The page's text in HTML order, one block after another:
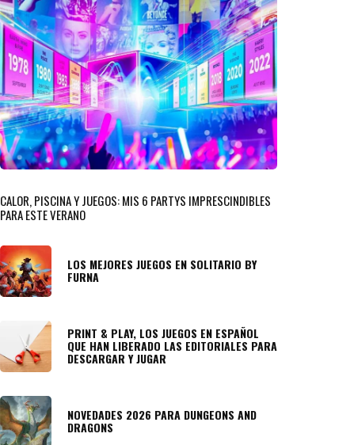
CALOR, PISCINA Y JUEGOS: MIS 6 PARTYS IMPRESCINDIBLES
PARA ESTE VERANO
LOS MEJORES JUEGOS EN SOLITARIO BY
FURNA
PRINT & PLAY, LOS JUEGOS EN ESPAÑOL
QUE HAN LIBERADO LAS EDITORIALES PARA
DESCARGAR Y JUGAR
NOVEDADES 2026 PARA DUNGEONS AND
DRAGONS